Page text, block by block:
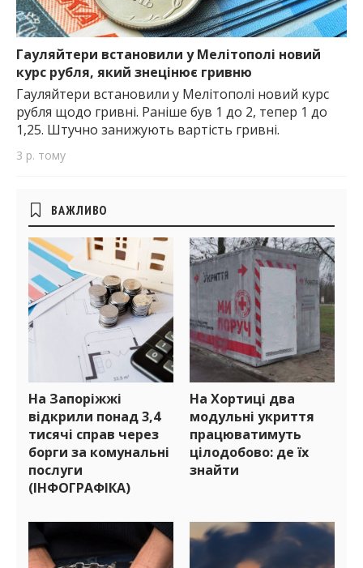
Гауляйтери встановили у Мелітополі новий
курс рубля, який знецінює гривню
Гауляйтери встановили у Мелітополі новий курс
рубля щодо гривні. Раніше був 1 до 2, тепер 1 до
1,25. Штучно занижують вартість гривні.
3 р. тому
Бічні
віджети
ВАЖЛИВО
На Запоріжжі
відкрили понад 3,4
тисячі справ через
борги за комунальні
послуги
(ІНФОГРАФІКА)
На Хортиці два
модульні укриття
працюватимуть
цілодобово: де їх
знайти